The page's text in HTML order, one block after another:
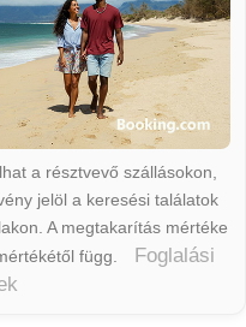
a résztvevő szállásokon,
jelöl a keresési találatok
A megtakarítás mértéke
függ.
Foglalási